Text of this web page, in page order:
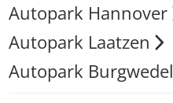
Autopark Hannover
Autopark Laatzen
Autopark Burgwedel